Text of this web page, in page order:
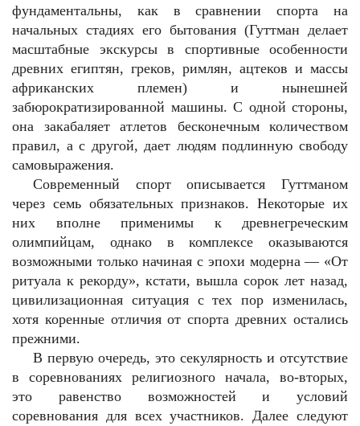
фундаментальны, как в сравнении спорта на
начальных стадиях его бытования (Гуттман делает
масштабные экскурсы в спортивные особенности
древних египтян, греков, римлян, ацтеков и массы
африканских племен) и нынешней
забюрократизированной машины. С одной стороны,
она закабаляет атлетов бесконечным количеством
правил, а с другой, дает людям подлинную свободу
самовыражения.
Современный спорт описывается Гуттманом
через семь обязательных признаков. Некоторые их
них вполне применимы к древнегреческим
олимпийцам, однако в комплексе оказываются
возможными только начиная с эпохи модерна — «От
ритуала к рекорду», кстати, вышла сорок лет назад,
цивилизационная ситуация с тех пор изменилась,
хотя коренные отличия от спорта древних остались
прежними.
В первую очередь, это секулярность и отсутствие
в соревнованиях религиозного начала, во-вторых,
это равенство возможностей и условий
соревнования для всех участников. Далее следуют